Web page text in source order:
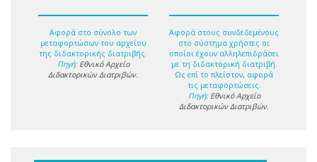
Αφορά στο σύνολο των
μεταφορτώσων του αρχείου
της διδακτορικής διατριβής.
Πηγή: Εθνικό Αρχείο
Διδακτορικών Διατριβών.
Αφορά στους συνδεδεμένους
στο σύστημα χρήστες οι
οποίοι έχουν αλληλεπιδράσει
με τη διδακτορική διατριβή.
Ως επί το πλείστον, αφορά
τις μεταφορτώσεις.
Πηγή: Εθνικό Αρχείο
Διδακτορικών Διατριβών.